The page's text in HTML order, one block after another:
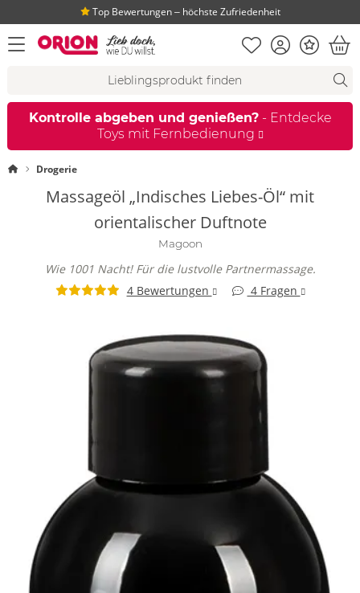
Top Bewertungen ‒ höchste Zufriedenheit
Menü öffnen Merkliste
KontoBonus
Kontrolle abgeben und genießen?- Entdecke
Toys mit Fernbedienung
Startseite
Drogerie
Massageöl „Indisches Liebes-Öl“ mit
orientalischer Duftnote
Magoon
Wie 1001 Nacht! Für die lustvolle Partnermassage.
4 Bewertungen
4 Fragen